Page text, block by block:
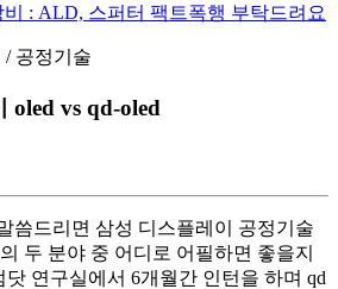
: ALD, 스퍼터 팩트폭행 부탁드려요
/ 공정기술
oled vs qd-oled
씀드리면 삼성 디스플레이 공정기술
두 분야 중 어디로 어필하면 좋을지
닷 연구실에서 6개월간 인턴을 하며 qd